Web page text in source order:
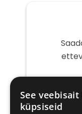
post
See
küpsiseid